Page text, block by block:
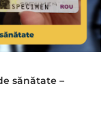
sănătate –